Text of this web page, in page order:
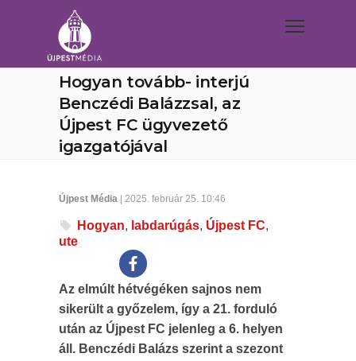
Hogyan tovább- interjú
Benczédi Balázzsal, az
Újpest FC ügyvezető
igazgatójával
Újpest Média | 2025. február 25. 10:46
Hogyan, labdarúgás, Újpest FC,
ute
Az elmúlt hétvégéken sajnos nem
sikerült a győzelem, így a 21. forduló
után az Újpest FC jelenleg a 6. helyen
áll. Benczédi Balázs szerint a szezont